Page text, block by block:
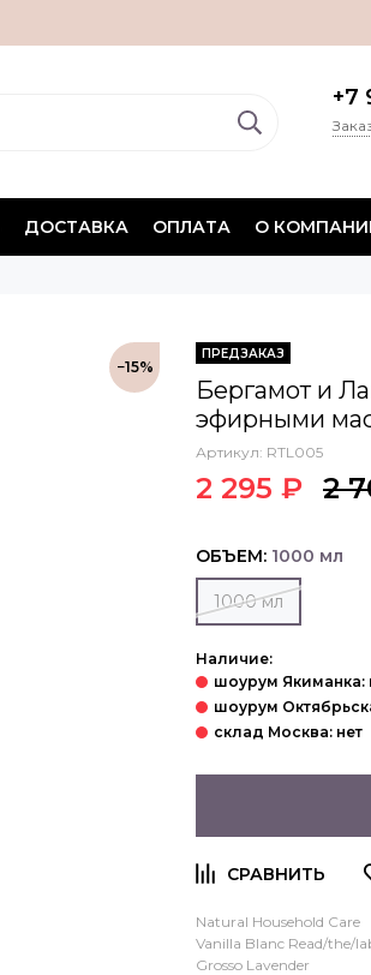
+7
ДОСТАВКА ОПЛАТА О
−15%
ПРЕДЗАКАЗ
Бергамот и
эфирными
Артикул: RTL005
2 295 ₽ 2
ОБЪЕМ: 1000 мл
1000 мл
Наличие:
Natural Household Care
Vanilla Blanc Read/the/
Grosso Lavender